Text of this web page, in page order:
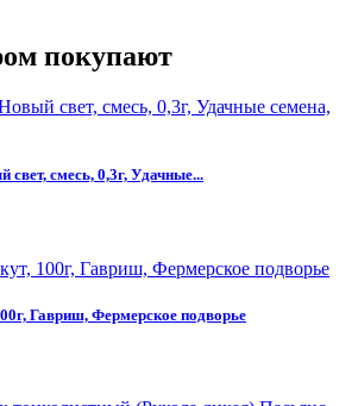
покупают
смесь, 0,3г, Удачные...
Гавриш, Фермерское подворье